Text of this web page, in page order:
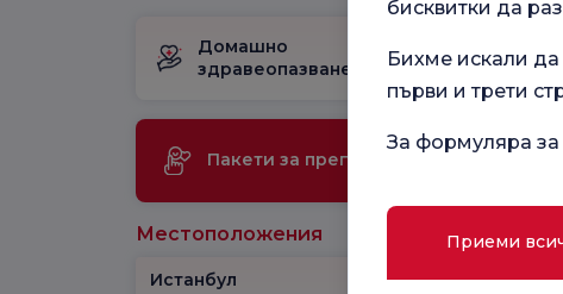
Домашно
здравеопазване
раждане
Пакети за преглед
Местоположения
Истанбул Кадъкьой
бисквитки да
Бихме искали
първи и трети
За формуляра
Приеми